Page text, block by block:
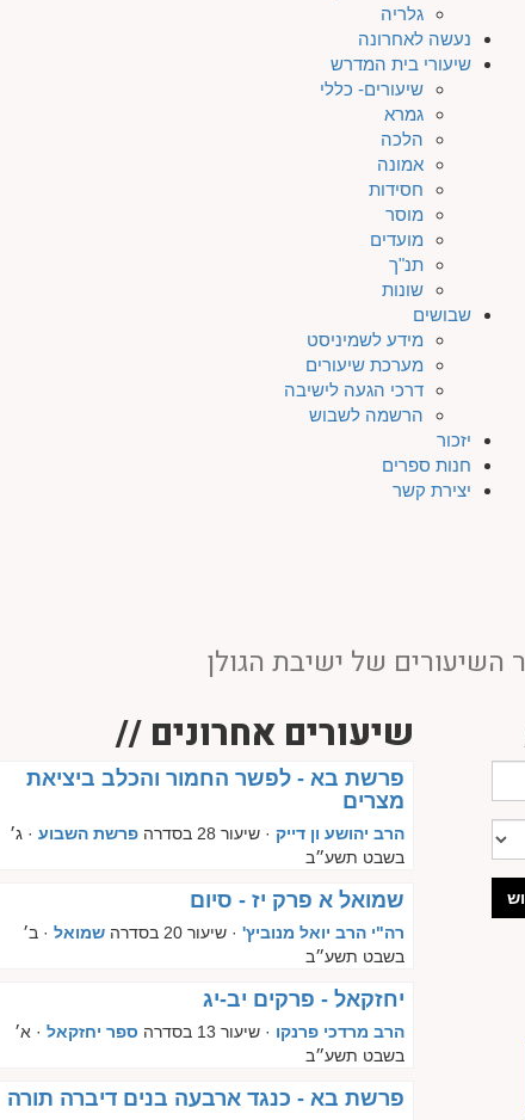
גלריה
נעשה לאחרונה
שיעורי בית המדרש
שיעורים- כללי
גמרא
הלכה
אמונה
חסידות
מוסר
מועדים
תנ"ך
שונות
שבושים
מידע לשמיניסט
מערכת שיעורים
דרכי הגעה לישיבה
הרשמה לשבוש
יזכור
חנות ספרים
יצירת קשר
השיעורים של ישיבת הגולן
שיעורים אחרונים //
פרשת בא - לפשר החמור והכלב ביציאת
מצרים
הרב יהושע ון דייק · שיעור 28 בסדרה פרשת השבוע · ג׳
בשבט תשע״ב
שמואל א פרק יז - סיום
רה"י הרב יואל מנוביץ' · שיעור 20 בסדרה שמואל · ב׳
בשבט תשע״ב
יחזקאל - פרקים יב-יג
הרב מרדכי פרנקו · שיעור 13 בסדרה ספר יחזקאל · א׳
בשבט תשע״ב
פרשת בא - כנגד ארבעה בנים דיברה תורה